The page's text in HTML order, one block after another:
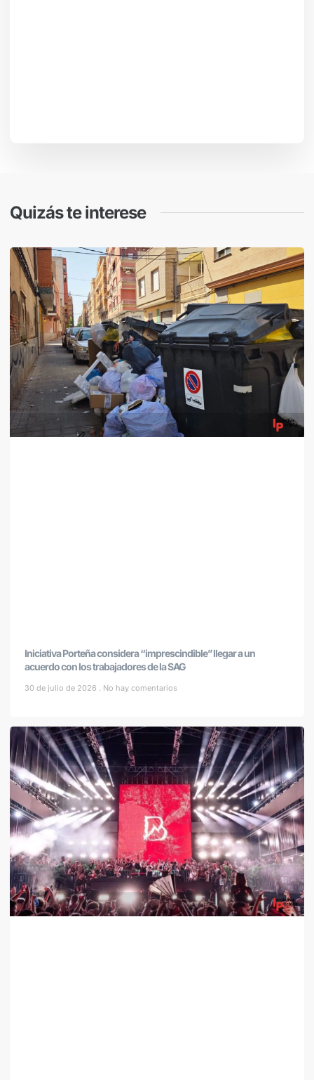
Quizás te interese
Iniciativa Porteña considera “imprescindible” llegar a un
acuerdo con los trabajadores de la SAG
30 de julio de 2026 No hay comentarios